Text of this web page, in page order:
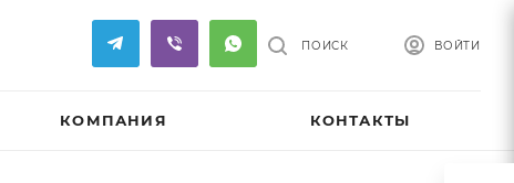
ВОЙТИ
ПОИСК
КОМПАНИЯ КОНТАКТЫ